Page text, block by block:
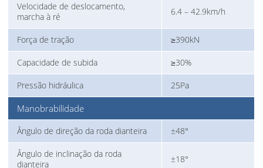
Velocidade de deslocamento,
marcha à ré
6.4 – 42.9km/h
Força de tração ≥390kN
Capacidade de subida ≥30%
Pressão hidráulica 25Pa
Manobrabilidade
Ângulo de direção da roda dianteira ±48°
Ângulo de inclinação da roda
dianteira
±18°